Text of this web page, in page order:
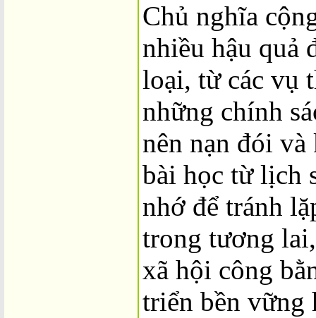
Chủ nghĩa
nhiều hậu quả
loại, từ các vụ
những chính
nên nạn đói
bài học từ lịch
nhớ để tránh
trong tương
xã hội công
triển bền vững